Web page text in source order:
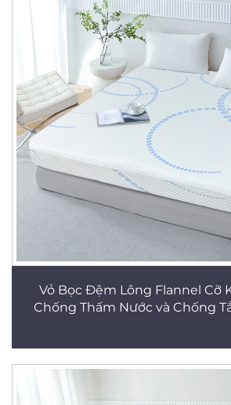
Vỏ Bọc Đệm Lông Flannel Cỡ
Chống Thấm Nước và Chống